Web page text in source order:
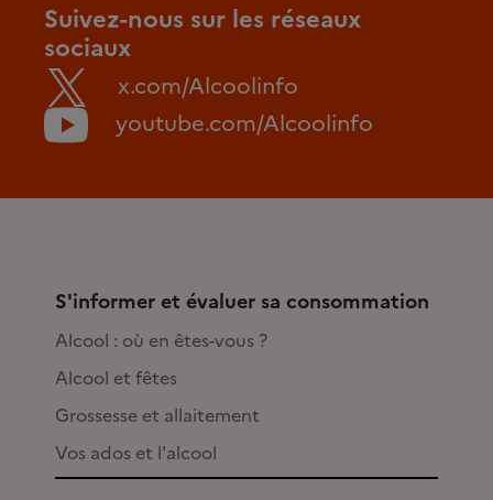
Suivez-nous sur les réseaux
sociaux
x.com/Alcoolinfo
youtube.com/Alcoolinfo
S'informer et évaluer sa consommation
Alcool : où en êtes-vous ?
Alcool et fêtes
Grossesse et allaitement
Vos ados et l'alcool